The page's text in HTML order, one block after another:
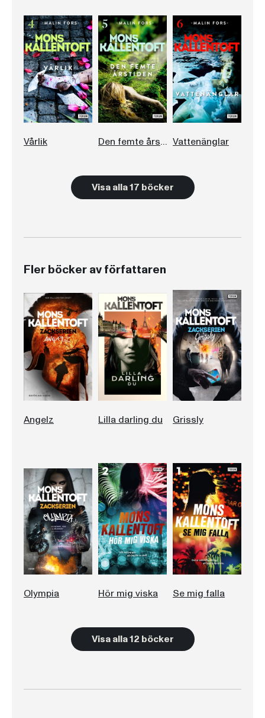
Vårlik Den femte årstiden Vattenänglar
Visa alla 17 böcker
Fler böcker av författaren
Angelz Lilla darling du Grissly
Olympia Hör mig viska Se mig falla
Visa alla 12 böcker